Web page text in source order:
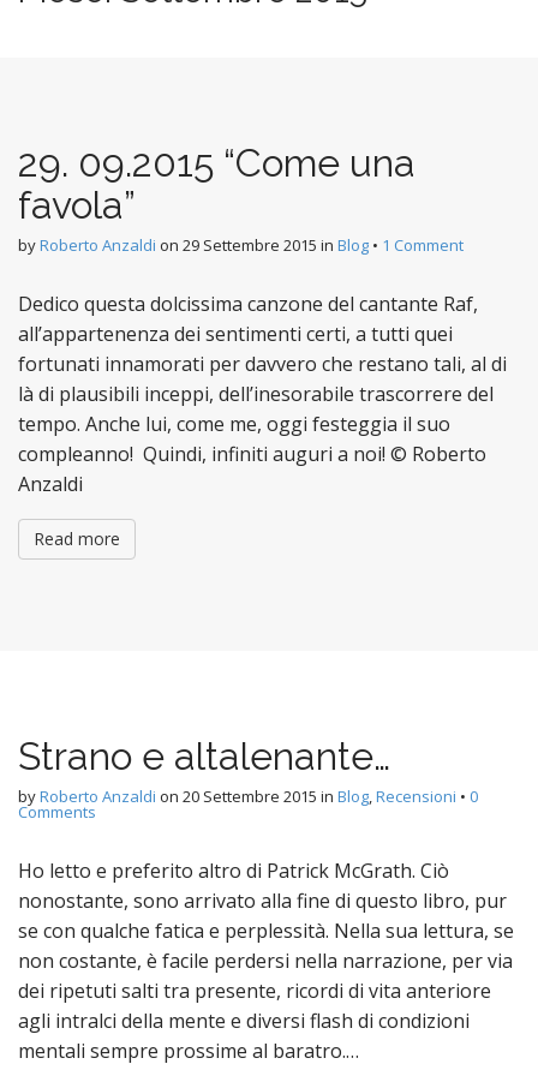
29. 09.2015 “Come una
favola”
byRoberto Anzaldi on 29 Settembre 2015 in Blog • 1 Comment
Dedico questa dolcissima canzone del cantante Raf,
all’appartenenza dei sentimenti certi, a tutti quei
fortunati innamorati per davvero che restano tali, al di
là di plausibili inceppi, dell’inesorabile trascorrere del
tempo. Anche lui, come me, oggi festeggia il suo
compleanno! Quindi, infiniti auguri a noi! © Roberto
Anzaldi
Read more
Strano e altalenante…
byRoberto Anzaldi on 20 Settembre 2015 in Blog,Recensioni • 0
Comments
Ho letto e preferito altro di Patrick McGrath. Ciò
nonostante, sono arrivato alla fine di questo libro, pur
se con qualche fatica e perplessità. Nella sua lettura, se
non costante, è facile perdersi nella narrazione, per via
dei ripetuti salti tra presente, ricordi di vita anteriore
agli intralci della mente e diversi flash di condizioni
mentali sempre prossime al baratro.…